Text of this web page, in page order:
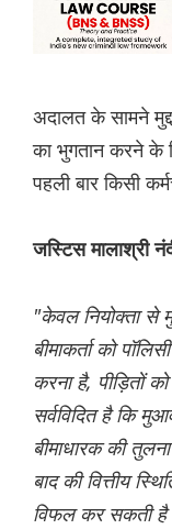
अदालत के सामने
का भुगतान करने के
पहली बार किसी
जस्टिस मालाश्री
"केवल नियोक्ता से
बीमाकर्ता को
करना है, पीड़ितों
सर्वविदित है कि
बीमाधारक की
बाद की वित्तीय
विफल कर सकती